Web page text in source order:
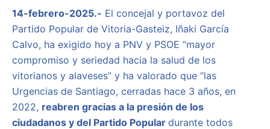
14-febrero-2025.- El concejal y portavoz del
Partido Popular de Vitoria-Gasteiz, Iñaki García
Calvo, ha exigido hoy a PNV y PSOE “mayor
compromiso y seriedad hacia la salud de los
vitorianos y alaveses” y ha valorado que “las
Urgencias de Santiago, cerradas hace 3 años, en
2022, reabren gracias a la presión de los
ciudadanos y del Partido Popular durante todos